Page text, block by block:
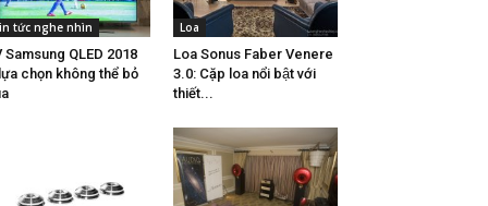
tức nghe nhìn
Samsung QLED 2018
chọn không thể bỏ
Loa
Loa Sonus Faber Venere
3.0: Cặp loa nổi bật với
thiết...